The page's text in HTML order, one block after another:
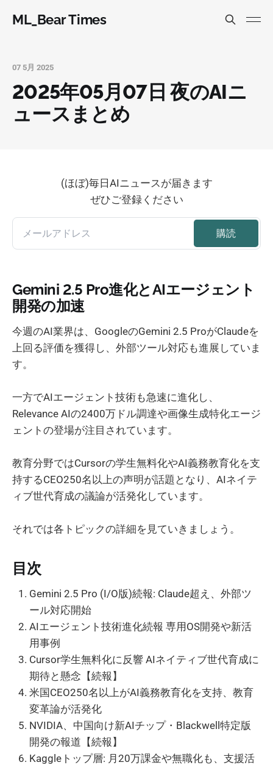
ML_Bear Times
07 5月 2025
2025年05月07日 夜のAIニ
ュースまとめ
(ほぼ)毎日AIニュースが届きます
ぜひご登録ください
Gemini 2.5 Pro進化とAIエージェント
開発の加速
今週のAI業界は、GoogleのGemini 2.5 ProがClaudeを
上回る評価を獲得し、外部ツール対応も進展していま
す。
一方でAIエージェント技術も急速に進化し、
Relevance AIの2400万ドル調達や画像生成特化エージ
ェントの登場が注目されています。
教育分野ではCursorの学生無料化やAI義務教育化を支
持するCEO250名以上の声明が話題となり、AIネイテ
ィブ世代育成の議論が活発化しています。
それでは各トピックの詳細を見ていきましょう。
目次
Gemini 2.5 Pro (I/O版)続報: Claude超え、外部ツ
ール対応開始
AIエージェント技術進化続報 専用OS開発や新活
用事例
Cursor学生無料化に反響 AIネイティブ世代育成に
期待と懸念【続報】
米国CEO250名以上がAI義務教育化を支持、教育
変革論が活発化
NVIDIA、中国向け新AIチップ・Blackwell特定版
開発の報道【続報】
Kaggleトップ層: 月20万課金や無職化も、支援活